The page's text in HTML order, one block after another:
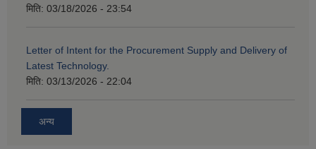
मिति: 03/18/2026 - 23:54
Letter of Intent for the Procurement Supply and Delivery of
Latest Technology.
मिति: 03/13/2026 - 22:04
अन्य